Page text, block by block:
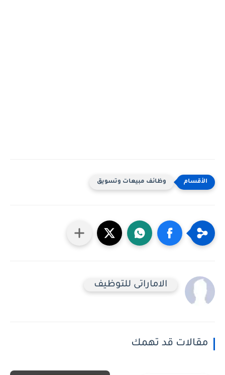
وظائف مبيعات وتسويق
الاماراتى للتوظيف
مقالات قد تهمك